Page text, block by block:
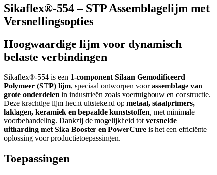
Sikaflex®-554 – STP Assemblagelijm met
Versnellingsopties
Hoogwaardige lijm voor dynamisch
belaste verbindingen
Sikaflex®-554 is een 1-component Silaan Gemodificeerd
Polymeer (STP) lijm, speciaal ontworpen voorassemblage van
grote onderdelen in industrieën zoals voertuigbouw en constructie.
Deze krachtige lijm hecht uitstekend op metaal, staalprimers,
laklagen, keramiek en bepaalde kunststoffen, met minimale
voorbehandeling. Dankzij de mogelijkheid totversnelde
uitharding met Sika Booster en PowerCure is het een efficiënte
oplossing voor productietoepassingen.
Toepassingen